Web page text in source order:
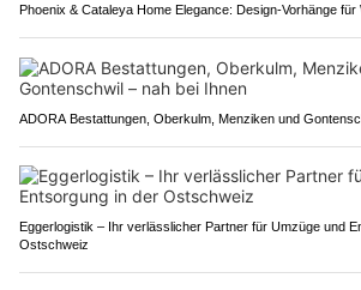
Phoenix & Cataleya Home Elegance: Design-Vorhänge
ADORA Bestattungen, Oberkulm, Menziken und
Eggerlogistik – Ihr verlässlicher Partner für Umzüge und
Ostschweiz